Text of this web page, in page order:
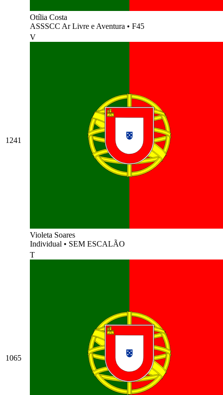
Otília Costa
ASSSCC Ar Livre e Aventura • F45
1241
V
Violeta Soares
Individual • SEM ESCALÃO
1065
T